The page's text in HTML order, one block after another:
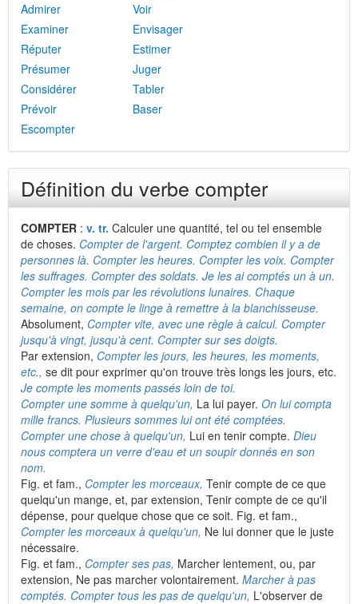
Admirer
Voir
Examiner
Envisager
Réputer
Estimer
Présumer
Juger
Considérer
Tabler
Prévoir
Baser
Escompter
Définition du verbe compter
COMPTER : v. tr. Calculer une quantité, tel ou tel ensemble
de choses. Compter de l'argent. Comptez combien il y a de
personnes là. Compter les heures. Compter les voix. Compter
les suffrages. Compter des soldats. Je les ai comptés un à un.
Compter les mois par les révolutions lunaires. Chaque
semaine, on compte le linge à remettre à la blanchisseuse.
Absolument, Compter vite, avec une règle à calcul. Compter
jusqu'à vingt, jusqu'à cent. Compter sur ses doigts.
Par extension, Compter les jours, les heures, les moments,
etc., se dit pour exprimer qu'on trouve très longs les jours, etc.
Je compte les moments passés loin de toi.
Compter une somme à quelqu'un, La lui payer. On lui compta
mille francs. Plusieurs sommes lui ont été comptées.
Compter une chose à quelqu'un, Lui en tenir compte. Dieu
nous comptera un verre d'eau et un soupir donnés en son
nom.
Fig. et fam., Compter les morceaux, Tenir compte de ce que
quelqu'un mange, et, par extension, Tenir compte de ce qu'il
dépense, pour quelque chose que ce soit. Fig. et fam.,
Compter les morceaux à quelqu'un, Ne lui donner que le juste
nécessaire.
Fig. et fam., Compter ses pas, Marcher lentement, ou, par
extension, Ne pas marcher volontairement. Marcher à pas
comptés. Compter tous les pas de quelqu'un, L'observer de